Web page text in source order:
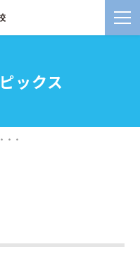
ックス
・・